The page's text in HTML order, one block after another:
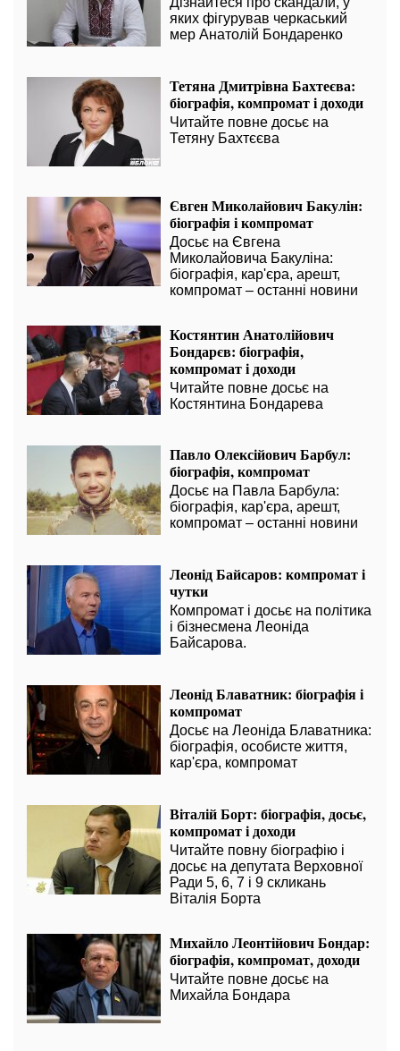
яких фігурував черкаський
мер Анатолій Бондаренко
Тетяна Дмитрівна Бахтеєва:
біографія, компромат і доходи
Читайте повне досьє на
Тетяну Бахтєєва
Євген Миколайович Бакулін:
біографія і компромат
Досьє на Євгена
Миколайовича Бакуліна:
біографія, кар'єра, арешт,
компромат – останні новини
Костянтин Анатолійович
Бондарєв: біографія,
компромат і доходи
Читайте повне досьє на
Костянтина Бондарева
Павло Олексійович Барбул:
біографія, компромат
Досьє на Павла Барбула:
біографія, кар'єра, арешт,
компромат – останні новини
Леонід Байсаров: компромат і
чутки
Компромат і досьє на політика
і бізнесмена Леоніда
Байсарова.
Леонід Блаватник: біографія і
компромат
Досьє на Леоніда Блаватника:
біографія, особисте життя,
кар'єра, компромат
Віталій Борт: біографія, досьє,
компромат і доходи
Читайте повну біографію і
досьє на депутата Верховної
Ради 5, 6, 7 і 9 скликань
Віталія Борта
Михайло Леонтійович Бондар:
біографія, компромат, доходи
Читайте повне досьє на
Михайла Бондара